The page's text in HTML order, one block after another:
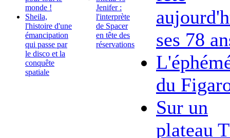
monde !
Sheila,
l'histoire d'une
émancipation
qui passe par
le disco et la
conquête
spatiale
Jenifer :
l'interprète
de Spacer
en tête des
réservations
ses 78
du
Sur un
plateau